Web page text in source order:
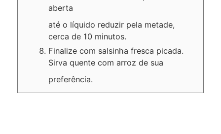
aberta
até o líquido reduzir pela metade,
cerca de 10 minutos.
Finalize com salsinha fresca picada.
Sirva quente com arroz de sua
preferência.